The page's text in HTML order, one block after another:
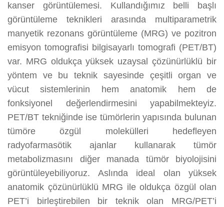
kanser görüntülemesi. Kullandığımız belli başlı
görüntüleme teknikleri arasında multiparametrik
manyetik rezonans görüntüleme (MRG) ve pozitron
emisyon tomografisi bilgisayarlı tomografi (PET/BT)
var. MRG oldukça yüksek uzaysal çözünürlüklü bir
yöntem ve bu teknik sayesinde çeşitli organ ve
vücut sistemlerinin hem anatomik hem de
fonksiyonel değerlendirmesini yapabilmekteyiz.
PET/BT tekniğinde ise tümörlerin yapısında bulunan
tümöre özgül molekülleri hedefleyen
radyofarmasötik ajanlar kullanarak tümör
metabolizmasını diğer manada tümör biyolojisini
görüntüleyebiliyoruz. Aslında ideal olan yüksek
anatomik çözünürlüklü MRG ile oldukça özgül olan
PET’i birleştirebilen bir teknik olan MRG/PET’i